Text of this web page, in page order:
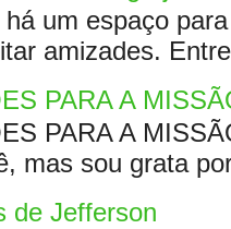
um espaço
amizades.
PARA A
PARA A
mas sou grata
de Jefferson